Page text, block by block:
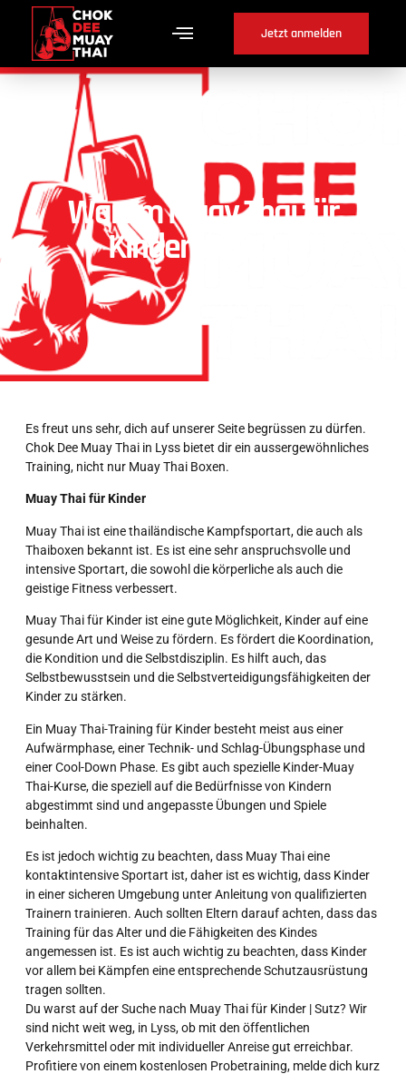
Jetzt anmelden
Warum Muay Thai für
Kinder in Sutz ?
Es freut uns sehr, dich auf unserer Seite begrüssen zu dürfen.
Chok Dee Muay Thai in Lyss bietet dir ein aussergewöhnliches
Training, nicht nur Muay Thai Boxen.
Muay Thai für Kinder
Muay Thai ist eine thailändische Kampfsportart, die auch als
Thaiboxen bekannt ist. Es ist eine sehr anspruchsvolle und
intensive Sportart, die sowohl die körperliche als auch die
geistige Fitness verbessert.
Muay Thai für Kinder ist eine gute Möglichkeit, Kinder auf eine
gesunde Art und Weise zu fördern. Es fördert die Koordination,
die Kondition und die Selbstdisziplin. Es hilft auch, das
Selbstbewusstsein und die Selbstverteidigungsfähigkeiten der
Kinder zu stärken.
Ein Muay Thai-Training für Kinder besteht meist aus einer
Aufwärmphase, einer Technik- und Schlag-Übungsphase und
einer Cool-Down Phase. Es gibt auch spezielle Kinder-Muay
Thai-Kurse, die speziell auf die Bedürfnisse von Kindern
abgestimmt sind und angepasste Übungen und Spiele
beinhalten.
Es ist jedoch wichtig zu beachten, dass Muay Thai eine
kontaktintensive Sportart ist, daher ist es wichtig, dass Kinder
in einer sicheren Umgebung unter Anleitung von qualifizierten
Trainern trainieren. Auch sollten Eltern darauf achten, dass das
Training für das Alter und die Fähigkeiten des Kindes
angemessen ist. Es ist auch wichtig zu beachten, dass Kinder
vor allem bei Kämpfen eine entsprechende Schutzausrüstung
tragen sollten.
Du warst auf der Suche nach Muay Thai für Kinder | Sutz? Wir
sind nicht weit weg, in Lyss, ob mit den öffentlichen
Verkehrsmittel oder mit individueller Anreise gut erreichbar.
Profitiere von einem kostenlosen Probetraining, melde dich kurz